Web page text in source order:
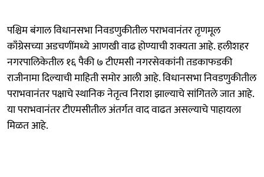
पश्चिम बंगाल विधानसभा निवडणुकीतील पराभवानंतर तृणमूल
काँग्रेसच्या अडचणींमध्ये आणखी वाढ होण्याची शक्यता आहे. हलीशहर
नगरपालिकेतील १६ पैकी ७ टीएमसी नगरसेवकांनी तडकाफडकी
राजीनामा दिल्याची माहिती समोर आली आहे. विधानसभा निवडणुकीतील
पराभवानंतर पक्षाचे स्थानिक नेतृत्व निराश झाल्याचे सांगितले जात आहे.
या पराभवानंतर टीएमसीतील अंतर्गत वाद वाढत असल्याचे पाहायला
मिळत आहे.